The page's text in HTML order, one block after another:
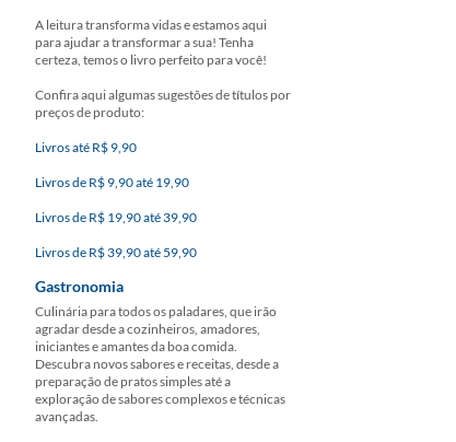
A leitura transforma vidas e estamos aqui
para ajudar a transformar a sua! Tenha
certeza, temos o livro perfeito para você!
Confira aqui algumas sugestões de títulos por
preços de produto:
Livros até R$ 9,90
Livros de R$ 9,90 até 19,90
Livros de R$ 19,90 até 39,90
Livros de R$ 39,90 até 59,90
Gastronomia
Culinária para todos os paladares, que irão
agradar desde a cozinheiros, amadores,
iniciantes e amantes da boa comida.
Descubra novos sabores e receitas, desde a
preparação de pratos simples até a
exploração de sabores complexos e técnicas
avançadas.